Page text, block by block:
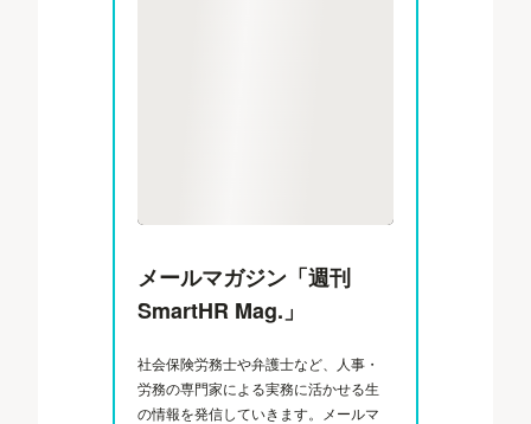
メールマガジン「週刊
SmartHR Mag.」
社会保険労務士や弁護士など、人事・
労務の専門家による実務に活かせる生
の情報を発信していきます。メールマ